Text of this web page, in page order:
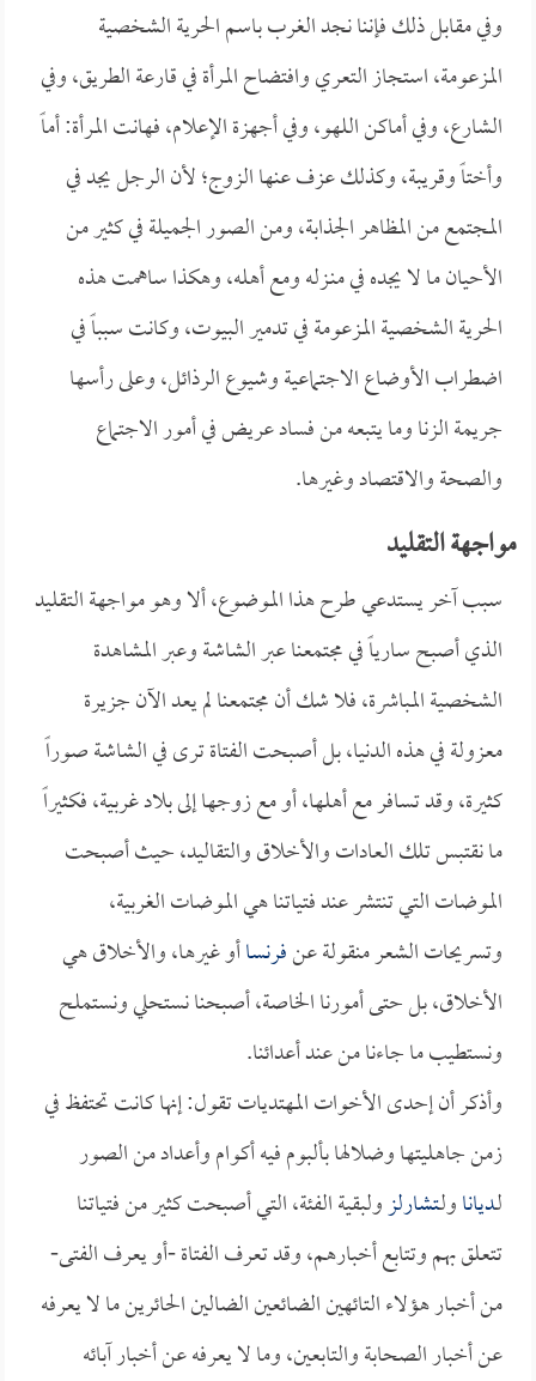
وفي مقابل ذلك فإننا نجد الغرب باسم الحرية الشخصية
المزعومة، استجاز التعري وافتضاح المرأة في قارعة الطريق، وفي
الشارع، وفي أماكن اللهو، وفي أجهزة الإعلام، فهانت المرأة: أماً
وأختاً وقريبة، وكذلك عزف عنها الزوج؛ لأن الرجل يجد في
المجتمع من المظاهر الجذابة، ومن الصور الجميلة في كثير من
الأحيان ما لا يجده في منـزله ومع أهله، وهكذا ساهمت هذه
الحرية الشخصية المزعومة في تدمير البيوت، وكانت سبباً في
اضطراب الأوضاع الاجتماعية وشيوع الرذائل، وعلى رأسها
جريمة الزنا وما يتبعه من فساد عريض في أمور الاجتماع
والصحة والاقتصاد وغيرها.
مواجهة التقليد
سبب آخر يستدعي طرح هذا الموضوع، ألا وهو مواجهة التقليد
الذي أصبح سارياً في مجتمعنا عبر الشاشة وعبر المشاهدة
الشخصية المباشرة، فلا شك أن مجتمعنا لم يعد الآن جزيرة
معزولة في هذه الدنيا، بل أصبحت الفتاة ترى في الشاشة صوراً
كثيرة، وقد تسافر مع أهلها، أو مع زوجها إلى بلاد غربية، فكثيراً
ما نقتبس تلك العادات والأخلاق والتقاليد، حيث أصبحت
الموضات التي تنتشر عند فتياتنا هي الموضات الغربية،
وتسريحات الشعر منقولة عنفرنساأو غيرها، والأخلاق هي
الأخلاق، بل حتى أمورنا الخاصة، أصبحنا نستحلي ونستملح
ونستطيب ما جاءنا من عند أعدائنا.
وأذكر أن إحدى الأخوات المهتديات تقول: إنها كانت تحتفظ في
زمن جاهليتها وضلالها بألبوم فيه أكوام وأعداد من الصور
لـدياناولـتشارلزولبقية الفئة، التي أصبحت كثير من فتياتنا
تتعلق بهم وتتابع أخبارهم، وقد تعرف الفتاة -أو يعرف الفتى-
من أخبار هؤلاء التائهين الضائعين الضالين الحائرين ما لا يعرفه
عن أخبار الصحابة والتابعين، وما لا يعرفه عن أخبار آبائه